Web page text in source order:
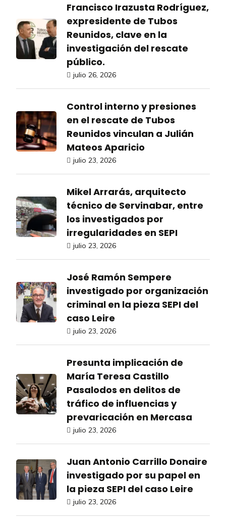
Francisco Irazusta Rodríguez,
expresidente de Tubos
Reunidos, clave en la
investigación del rescate
público.
julio 26, 2026
Control interno y presiones
en el rescate de Tubos
Reunidos vinculan a Julián
Mateos Aparicio
julio 23, 2026
Mikel Arrarás, arquitecto
técnico de Servinabar, entre
los investigados por
irregularidades en SEPI
julio 23, 2026
José Ramón Sempere
investigado por organización
criminal en la pieza SEPI del
caso Leire
julio 23, 2026
Presunta implicación de
María Teresa Castillo
Pasalodos en delitos de
tráfico de influencias y
prevaricación en Mercasa
julio 23, 2026
Juan Antonio Carrillo Donaire
investigado por su papel en
la pieza SEPI del caso Leire
julio 23, 2026